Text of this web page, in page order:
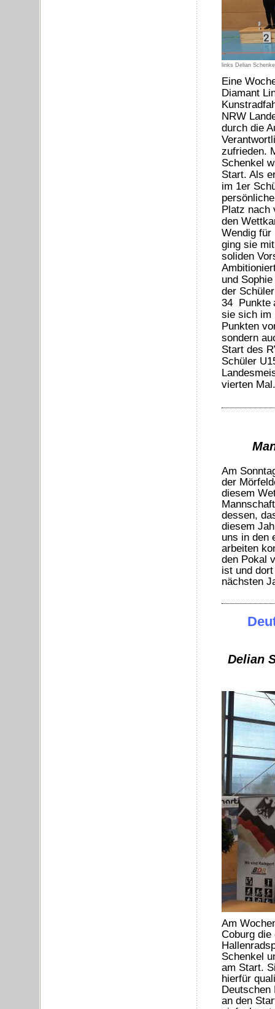
links Delian
Eine
Diamant
NRW
durch die
zufrieden.
Schenkel
Start. Als
im 1er
Platz nach
den
Wendig für
ging sie
soliden
und
der
34 Punkte
sie sich im
Punkten
sondern
Start des
Schüler
vierten Mal.
Am
der
diesem
dessen,
diesem
uns in den
arbeiten
den Pokal
ist und
nächsten
Delian
Am
Coburg die
Schenkel
am Start.
hierfür
Deutschen
an den